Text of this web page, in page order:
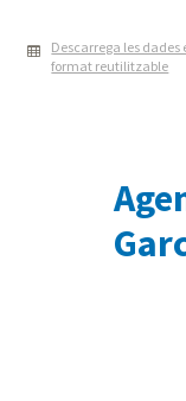
Descarrega les dades
format reutilitzable